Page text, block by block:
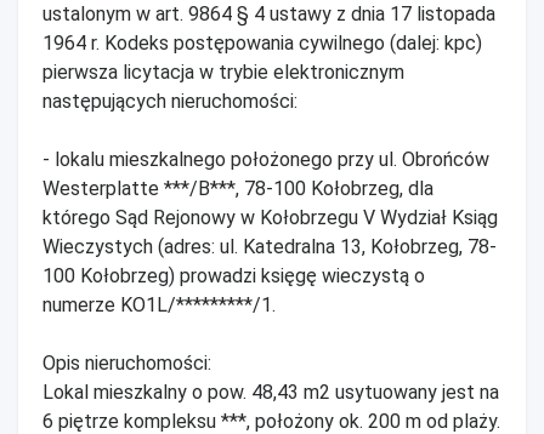
ustalonym w art. 9864 § 4 ustawy z dnia 17 listopada
1964 r. Kodeks postępowania cywilnego (dalej: kpc)
pierwsza licytacja w trybie elektronicznym
następujących nieruchomości:
- lokalu mieszkalnego położonego przy ul. Obrońców
Westerplatte ***/B***, 78-100 Kołobrzeg, dla
którego Sąd Rejonowy w Kołobrzegu V Wydział Ksiąg
Wieczystych (adres: ul. Katedralna 13, Kołobrzeg, 78-
100 Kołobrzeg) prowadzi księgę wieczystą o
numerze KO1L/*********/1.
Opis nieruchomości:
Lokal mieszkalny o pow. 48,43 m2 usytuowany jest na
6 piętrze kompleksu ***, położony ok. 200 m od plaży.